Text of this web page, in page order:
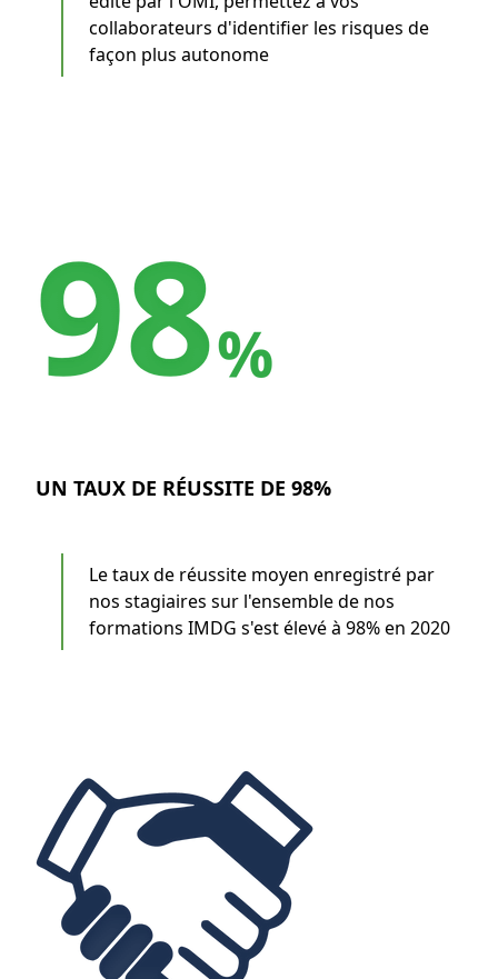
collaborateurs d'identifier les risques de
façon plus autonome
UN TAUX DE RÉUSSITE DE 98%
Le taux de réussite moyen enregistré par
nos stagiaires sur l'ensemble de nos
formations IMDG s'est élevé à 98% en 2020